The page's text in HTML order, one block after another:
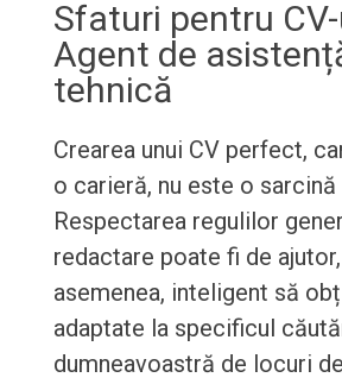
Sfaturi pentru
Agent de
tehnică
Crearea unui CV perfect,
o carieră, nu este o sarcină
Respectarea regulilor
redactare poate fi de
asemenea, inteligent să
adaptate la specificul
dumneavoastră de locuri